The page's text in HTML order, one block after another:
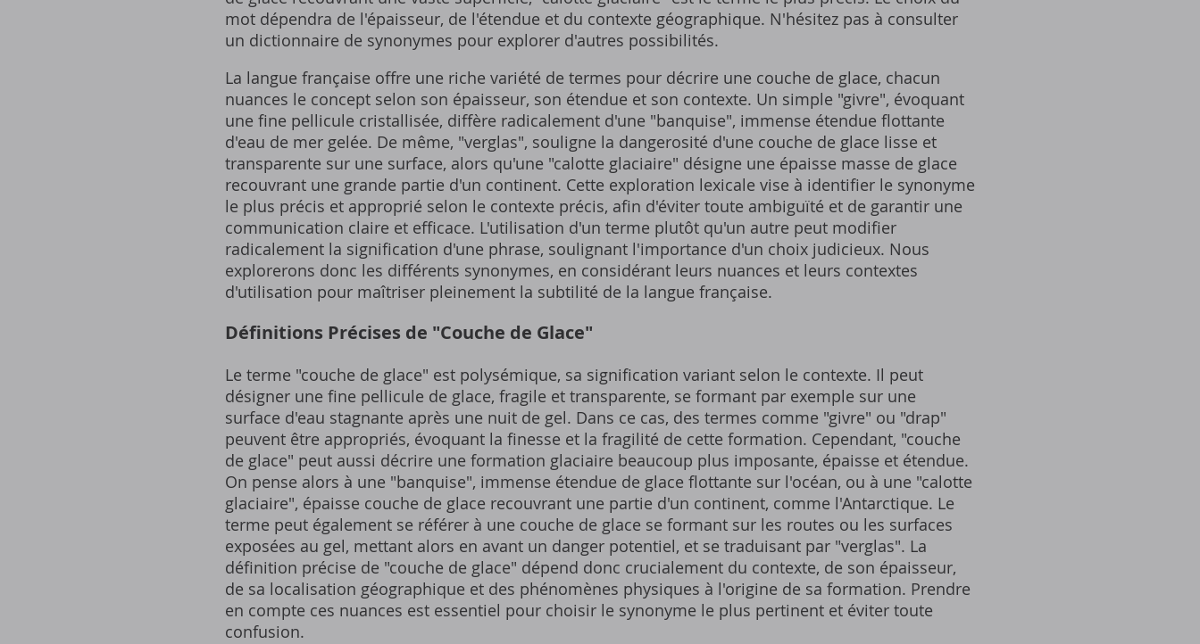
mot dépendra de l'épaisseur, de l'étendue et du contexte géographique. N'hésitez pas à consulter
un dictionnaire de synonymes pour explorer d'autres possibilités.
La langue française offre une riche variété de termes pour décrire une couche de glace, chacun
nuances le concept selon son épaisseur, son étendue et son contexte. Un simple "givre", évoquant
une fine pellicule cristallisée, diffère radicalement d'une "banquise", immense étendue flottante
d'eau de mer gelée. De même, "verglas", souligne la dangerosité d'une couche de glace lisse et
transparente sur une surface, alors qu'une "calotte glaciaire" désigne une épaisse masse de glace
recouvrant une grande partie d'un continent. Cette exploration lexicale vise à identifier le synonyme
le plus précis et approprié selon le contexte précis, afin d'éviter toute ambiguïté et de garantir une
communication claire et efficace. L'utilisation d'un terme plutôt qu'un autre peut modifier
radicalement la signification d'une phrase, soulignant l'importance d'un choix judicieux. Nous
explorerons donc les différents synonymes, en considérant leurs nuances et leurs contextes
d'utilisation pour maîtriser pleinement la subtilité de la langue française.
Définitions Précises de "Couche de Glace"
Le terme "couche de glace" est polysémique, sa signification variant selon le contexte. Il peut
désigner une fine pellicule de glace, fragile et transparente, se formant par exemple sur une
surface d'eau stagnante après une nuit de gel. Dans ce cas, des termes comme "givre" ou "drap"
peuvent être appropriés, évoquant la finesse et la fragilité de cette formation. Cependant, "couche
de glace" peut aussi décrire une formation glaciaire beaucoup plus imposante, épaisse et étendue.
On pense alors à une "banquise", immense étendue de glace flottante sur l'océan, ou à une "calotte
glaciaire", épaisse couche de glace recouvrant une partie d'un continent, comme l'Antarctique. Le
terme peut également se référer à une couche de glace se formant sur les routes ou les surfaces
exposées au gel, mettant alors en avant un danger potentiel, et se traduisant par "verglas". La
définition précise de "couche de glace" dépend donc crucialement du contexte, de son épaisseur,
de sa localisation géographique et des phénomènes physiques à l'origine de sa formation. Prendre
en compte ces nuances est essentiel pour choisir le synonyme le plus pertinent et éviter toute
confusion.